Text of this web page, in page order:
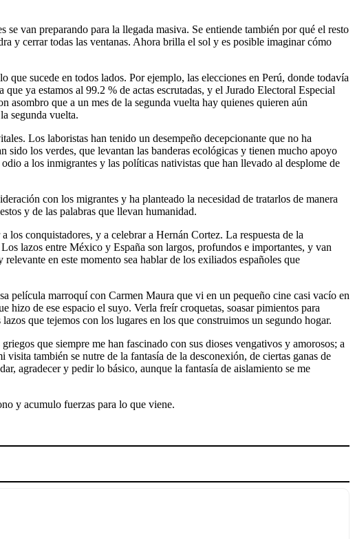
van preparando para la llegada masiva. Se entiende también por qué el resto
y cerrar todas las ventanas. Ahora brilla el sol y es posible imaginar cómo
que sucede en todos lados. Por ejemplo, las elecciones en Perú, donde todavía
ya estamos al 99.2 % de actas escrutadas, y el Jurado Electoral Especial
asombro que a un mes de la segunda vuelta hay quienes quieren aún
segunda vuelta.
Los laboristas han tenido un desempeño decepcionante que no ha
sido los verdes, que levantan las banderas ecológicas y tienen mucho apoyo
a los inmigrantes y las políticas nativistas que han llevado al desplome de
con los migrantes y ha planteado la necesidad de tratarlos de manera
y de las palabras que llevan humanidad.
los conquistadores, y a celebrar a Hernán Cortez. La respuesta de la
lazos entre México y España son largos, profundos e importantes, y van
en este momento sea hablar de los exiliados españoles que
película marroquí con Carmen Maura que vi en un pequeño cine casi vacío en
de ese espacio el suyo. Verla freír croquetas, soasar pimientos para
que tejemos con los lugares en los que construimos un segundo hogar.
que siempre me han fascinado con sus dioses vengativos y amorosos; a
también se nutre de la fantasía de la desconexión, de ciertas ganas de
agradecer y pedir lo básico, aunque la fantasía de aislamiento se me
y acumulo fuerzas para lo que viene.